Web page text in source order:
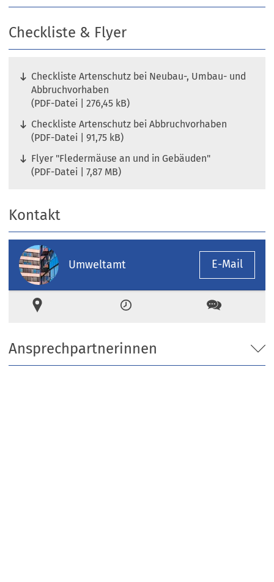
Checkliste & Flyer
Checkliste Artenschutz bei Neubau-, Umbau- und
Abbruchvorhaben
PDF-Datei
276,45 kB
Checkliste Artenschutz bei Abbruchvorhaben
PDF-Datei
91,75 kB
Flyer "Fledermäuse an und in Gebäuden"
PDF-Datei 7,87 MB
Kontakt
Umweltamt E-Mail
Zeiten Kontakt
Ansprechpartnerinnen